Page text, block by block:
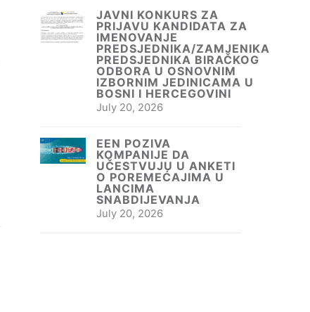
JAVNI KONKURS ZA
PRIJAVU KANDIDATA ZA
IMENOVANJE
PREDSJEDNIKA/ZAMJENIKA
PREDSJEDNIKA BIRAČKOG
ODBORA U OSNOVNIM
IZBORNIM JEDINICAMA U
BOSNI I HERCEGOVINI
July 20, 2026
EEN POZIVA
KOMPANIJE DA
UČESTVUJU U ANKETI
O POREMEĆAJIMA U
LANCIMA
SNABDIJEVANJA
July 20, 2026